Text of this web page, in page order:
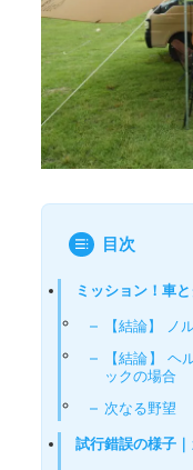
目次
ミッション！車
【結論】 ノ
【結論】 ヘ
ックの場合
次なる野望
試行錯誤の様子